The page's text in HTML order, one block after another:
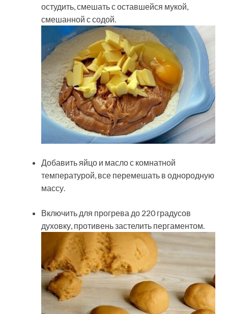
остудить, смешать с оставшейся мукой,
смешанной с содой.
Добавить яйцо и масло с комнатной
температурой, все перемешать в однородную
массу.
Включить для прогрева до 220 градусов
духовку, противень застелить пергаментом.